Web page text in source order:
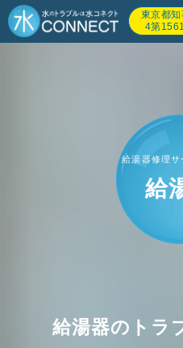
東京都
4第
給湯器修理サ
給
給湯器のトラ